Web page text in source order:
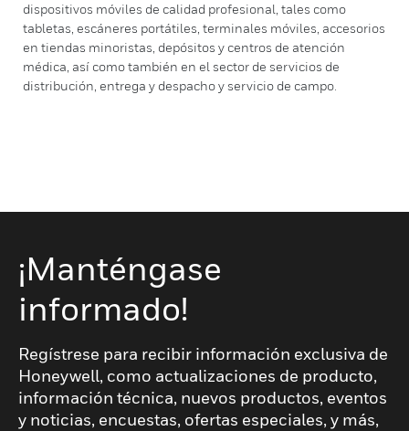
dispositivos móviles de calidad profesional, tales como
tabletas, escáneres portátiles, terminales móviles, accesorios
en tiendas minoristas, depósitos y centros de atención
médica, así como también en el sector de servicios de
distribución, entrega y despacho y servicio de campo.
¡Manténgase
informado!
Regístrese para recibir información exclusiva de
Honeywell, como actualizaciones de producto,
información técnica, nuevos productos, eventos
y noticias, encuestas, ofertas especiales, y más,